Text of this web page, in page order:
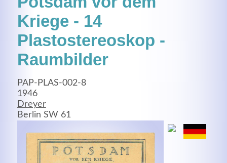
Kriege - 14
Plastostereoskop -
Raumbilder
PAP-PLAS-002-8
1946
Dreyer
Berlin SW 61
Web Projects
Lorem ipsum dolor sit amet, consectetuer adipiscing
elit. Aenean commodo ligula eget dolor.